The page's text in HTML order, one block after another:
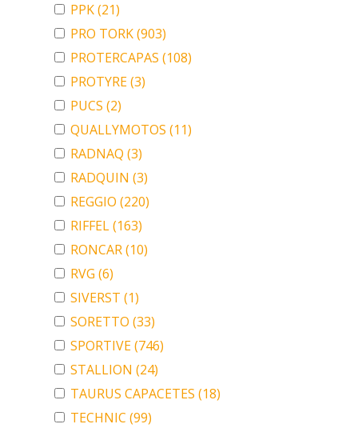
PPK(21)
PRO TORK(903)
PROTERCAPAS (108)
PROTYRE(3)
PUCS (2)
QUALLYMOTOS (11)
RADNAQ (3)
RADQUIN (3)
REGGIO (220)
RIFFEL(163)
RONCAR(10)
RVG (6)
SIVERST (1)
SORETTO (33)
SPORTIVE(746)
STALLION (24)
TAURUS CAPACETES (18)
TECHNIC (99)